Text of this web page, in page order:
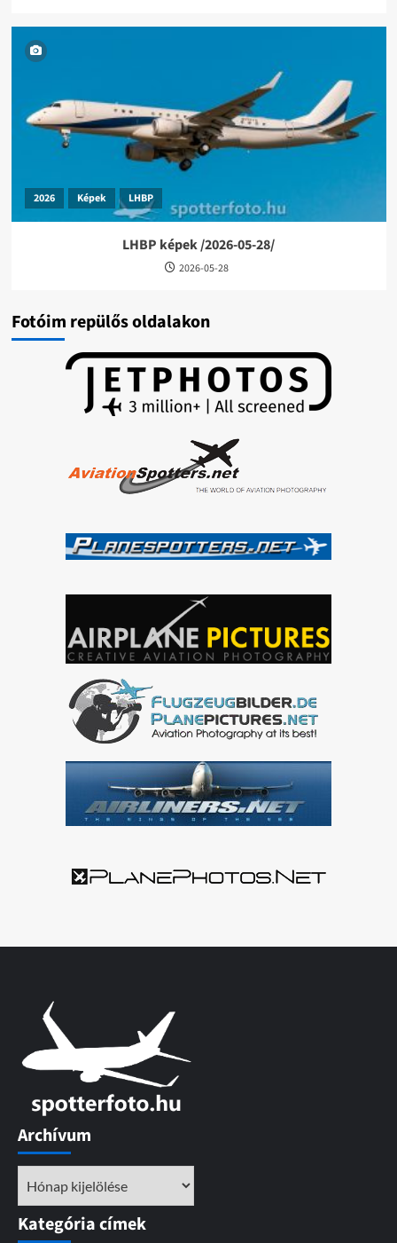
2026 Képek LHBP
LHBP képek /2026-05-28/
2026-05-28
Fotóim repülős oldalakon
Archívum
Kategória címek